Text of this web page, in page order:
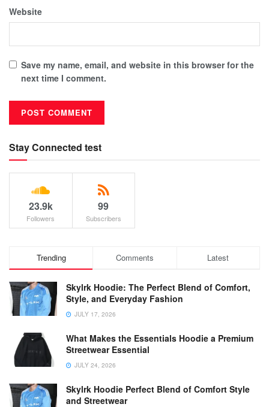
Website
Save my name, email, and website in this browser for the
next time I comment.
Stay Connected test
23.9k
Followers
99
Subscribers
Trending Comments Latest
Skylrk Hoodie: The Perfect Blend of Comfort,
Style, and Everyday Fashion
JULY 17, 2026
What Makes the Essentials Hoodie a Premium
Streetwear Essential
JULY 24, 2026
Skylrk Hoodie Perfect Blend of Comfort Style
and Streetwear